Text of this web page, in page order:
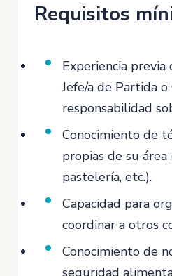
Requisitos
Experiencia previa
Jefe/a de Partida o
responsabilidad
Conocimiento de
propias de su área
pastelería, etc.).
Capacidad para
coordinar a otros
Conocimiento de
seguridad